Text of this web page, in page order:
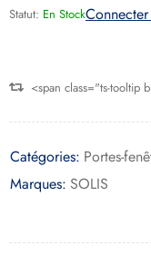
Statut: En Stock
<span class="ts-tooltip
Catégories: Portes-
Marques: SOLIS